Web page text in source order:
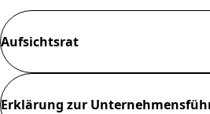
Aufsichtsrat
Erklärung zur